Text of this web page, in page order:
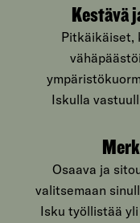
Kestävä
Pitkäikäiset,
Iskulla
Osaava ja
valitsemaan
Isku työllistää